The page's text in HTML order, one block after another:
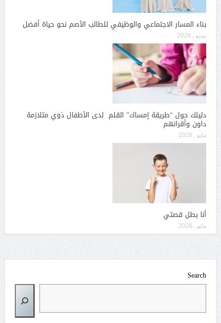
بناء المسار الاجتماعي والوظيفي للطالب الأصم نحو حياة أفضل
يونيو , 2026
دليلك حول “طريقة إمساك” القلم لدى الأطفال ذوي متلازمة
داون وأقرانهم
مايو , 2026
أنا بطل قصتي
مايو , 2026
Search